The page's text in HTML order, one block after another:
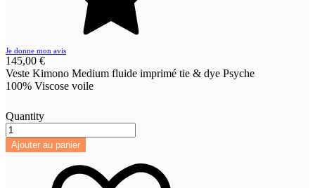
Je donne mon avis
145,00 €
Veste Kimono Medium fluide imprimé tie & dye Psyche
100% Viscose voile
Quantity
Ajouter au panier